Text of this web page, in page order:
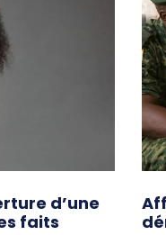
d’une
faits